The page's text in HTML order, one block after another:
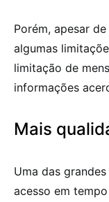
Porém, apesar
algumas
limitação de
informações
Mais
Uma das
acesso em